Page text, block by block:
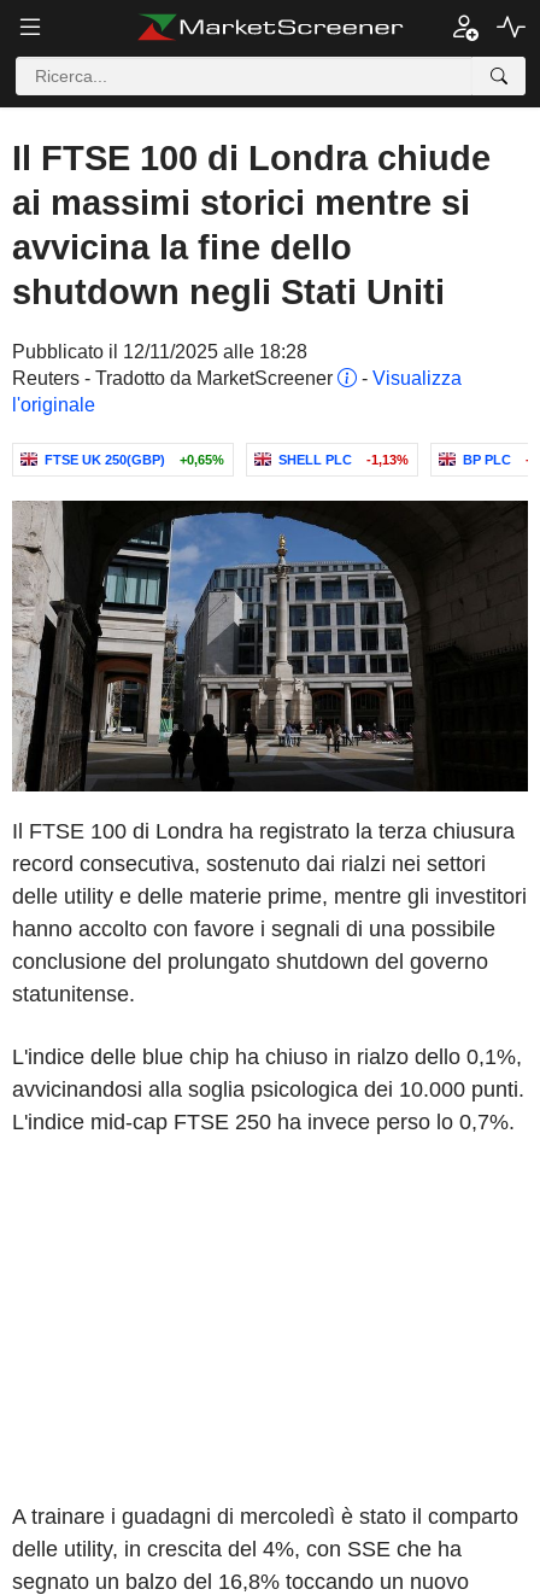
Il FTSE 100 di Londra chiude
ai massimi storici mentre si
avvicina la fine dello
shutdown negli Stati Uniti
Pubblicato il 12/11/2025 alle 18:28
Reuters - Tradotto da MarketScreener
- Visualizza
l'originale
FTSE UK 250(GBP) +0,65% SHELL PLC -1,13% BP PLC -
Il FTSE 100 di Londra ha registrato la terza chiusura
record consecutiva, sostenuto dai rialzi nei settori
delle utility e delle materie prime, mentre gli investitori
hanno accolto con favore i segnali di una possibile
conclusione del prolungato shutdown del governo
statunitense.
L'indice delle blue chip ha chiuso in rialzo dello 0,1%,
avvicinandosi alla soglia psicologica dei 10.000 punti.
L'indice mid-cap FTSE 250 ha invece perso lo 0,7%.
A trainare i guadagni di mercoledì è stato il comparto
delle utility, in crescita del 4%, con SSE che ha
segnato un balzo del 16,8% toccando un nuovo